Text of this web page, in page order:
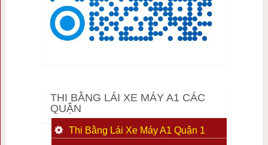
THI BẰNG LÁI XE MÁY A1 CÁC
QUẬN
Thi Bằng Lái Xe Máy A1 Quận 1